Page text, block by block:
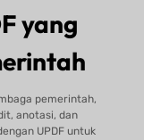
yang
pemerintah,
anotasi, dan
UPDF untuk